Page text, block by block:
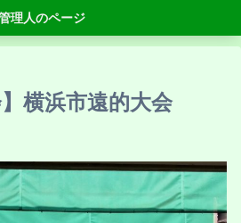
理人のページ
】横浜市遠的大会